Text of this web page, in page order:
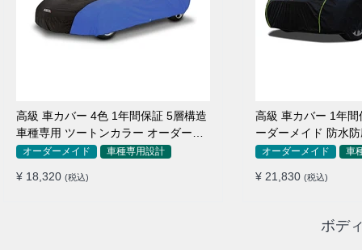
高級 車カバー 4色 1年間保証 5層構造
車種専用 ツートンカラー オーダーメ
イド 防水 耐久性
オーダーメイド 車種専用設計
¥ 18,320 (税込)
高級 車カバー 1年
ーダーメイド 防水
用オーダーメイド 車
¥ 21,830 (税込)
ボデ